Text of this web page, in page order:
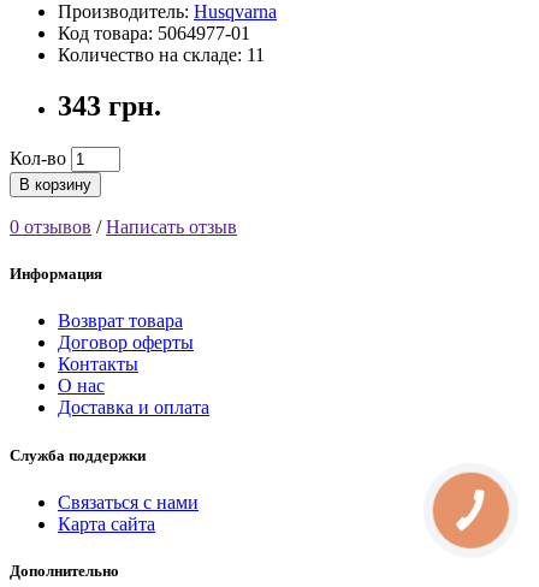
Производитель: Husqvarna
Код товара: 5064977-01
Количество на складе: 11
343 грн.
Кол-во
В корзину
0 отзывов /Написать отзыв
Информация
Возврат товара
Договор оферты
Контакты
О нас
Доставка и оплата
Служба поддержки
Связаться с нами
Карта сайта
Дополнительно
КНОПКА
СВЯЗИ